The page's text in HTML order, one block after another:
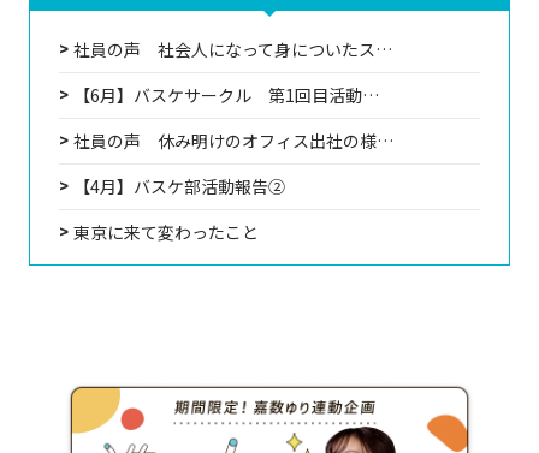
社員の声 社会人になって身についたス…
【6月】バスケサークル 第1回目活動…
社員の声 休み明けのオフィス出社の様…
【4月】バスケ部活動報告②
東京に来て変わったこと